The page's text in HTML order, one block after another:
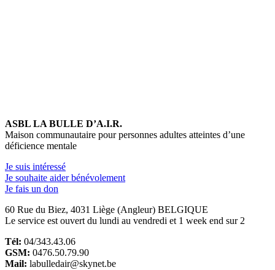
ASBL LA BULLE D’A.I.R.
Maison communautaire pour personnes adultes atteintes d’une
déficience mentale
Je suis intéressé
Je souhaite aider bénévolement
Je fais un don
60 Rue du Biez, 4031 Liège (Angleur) BELGIQUE
Le service est ouvert du lundi au vendredi et 1 week end sur 2
Tél: 04/343.43.06
GSM: 0476.50.79.90
Mail: labulledair@skynet.be